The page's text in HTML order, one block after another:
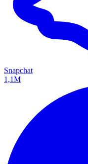
Snapchat
1,1M